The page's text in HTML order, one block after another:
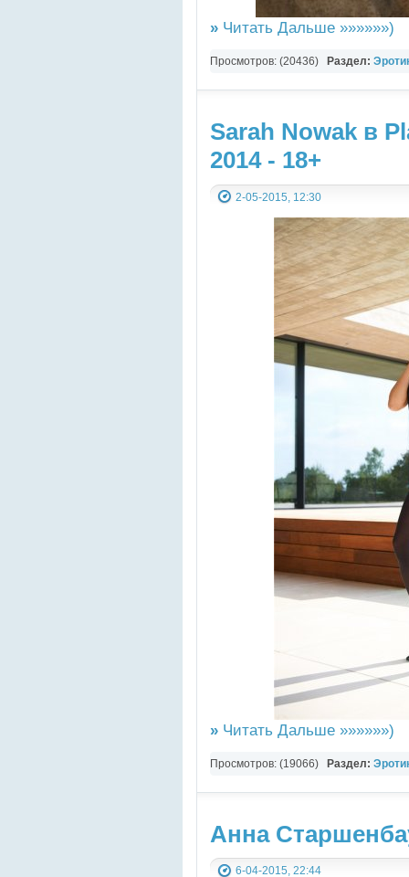
» Читать Дальше »»»»»»)
Просмотров: (20436) Раздел:
Sarah Nowak в
2014 - 18+
2-05-2015, 12:30
» Читать Дальше »»»»»»)
Просмотров: (19066) Раздел:
Анна
6-04-2015, 22:44